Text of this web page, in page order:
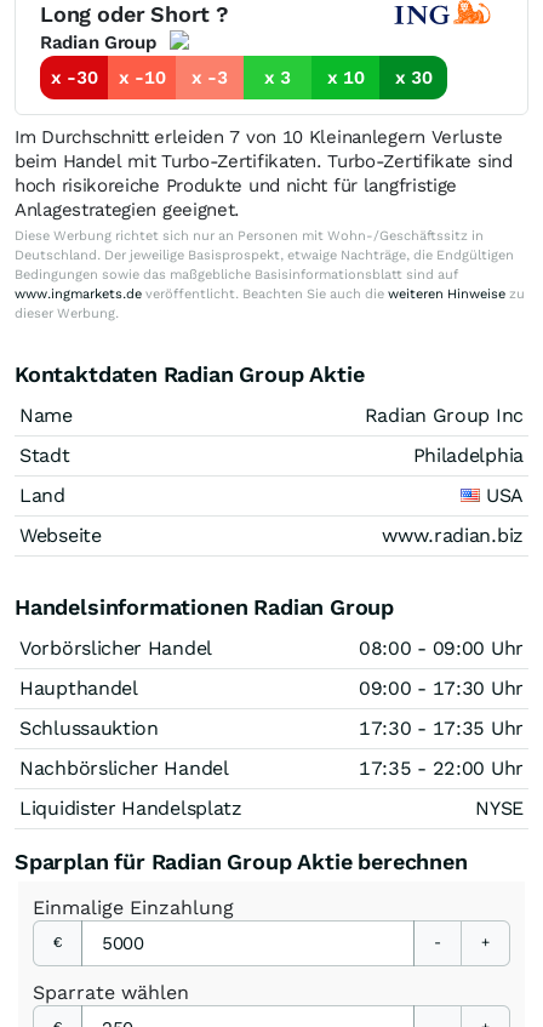
Long oder Short ?
Radian Group
x -30
x -10 x -3 x 3 x 10 x 30
Im Durchschnitt erleiden 7 von 10 Kleinanlegern Verluste
beim Handel mit Turbo-Zertifikaten. Turbo-Zertifikate sind
hoch risikoreiche Produkte und nicht für langfristige
Anlagestrategien geeignet.
Diese Werbung richtet sich nur an Personen mit Wohn-/Geschäftssitz in
Deutschland. Der jeweilige Basisprospekt, etwaige Nachträge, die Endgültigen
Bedingungen sowie das maßgebliche Basisinformationsblatt sind auf
www.ingmarkets.de veröffentlicht. Beachten Sie auch die weiteren Hinweise zu
dieser Werbung.
Kontaktdaten Radian Group Aktie
Name
Radian Group Inc
Stadt
Philadelphia
Land
USA
Webseite
www.radian.biz
Handelsinformationen Radian Group
Vorbörslicher Handel
08:00 - 09:00 Uhr
Haupthandel
09:00 - 17:30 Uhr
Schlussauktion
17:30 - 17:35 Uhr
Nachbörslicher Handel
17:35 - 22:00 Uhr
Liquidister Handelsplatz
NYSE
Sparplan für Radian Group Aktie berechnen
Einmalige Einzahlung
€ - +
Sparrate wählen